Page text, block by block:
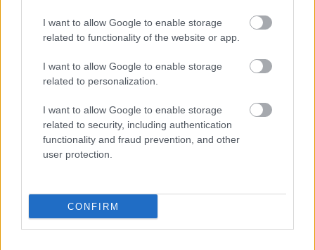
I want to allow Google to enable storage
related to functionality of the website or app.
I want to allow Google to enable storage
related to personalization.
I want to allow Google to enable storage
related to security, including authentication
functionality and fraud prevention, and other
user protection.
CONFIRM
próbál figyelmeztetni
Orvos figyelmeztet: ezt az apró reggeli tünetet ne